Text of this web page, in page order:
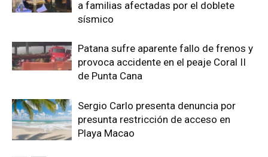
a familias afectadas por el doblete
sísmico
Patana sufre aparente fallo de frenos y
provoca accidente en el peaje Coral II
de Punta Cana
Sergio Carlo presenta denuncia por
presunta restricción de acceso en
Playa Macao